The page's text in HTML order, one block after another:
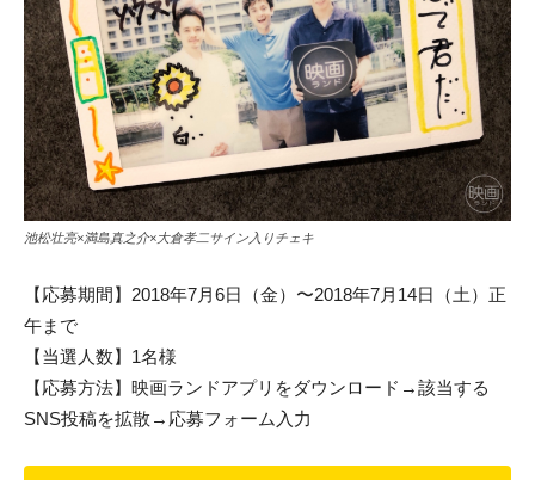
池松壮亮×満島真之介×大倉孝二サイン入りチェキ
【応募期間】2018年7月6日（金）〜2018年7月14日（土）正
午まで
【当選人数】1名様
【応募方法】映画ランドアプリをダウンロード→該当する
SNS投稿を拡散→応募フォーム入力